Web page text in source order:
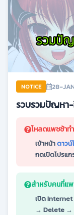
NOTICE 28-
รวบรวมปัญหา
โหลดแพชช้าท
เข้าหน้าดาวน์
กดเปิดโปรแก
สำหรับคนที่แ
เปิด
→ Delete →